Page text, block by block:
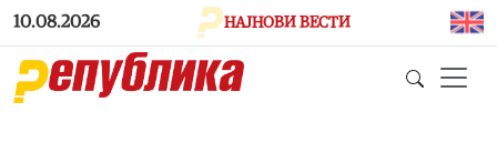
Skip to main content
10.08.2026 НАЈНОВИ ВЕСТИ